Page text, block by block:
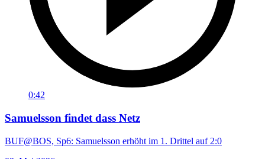
0:42
Samuelsson findet dass Netz
BUF@BOS, Sp6: Samuelsson erhöht im 1. Drittel auf 2:0